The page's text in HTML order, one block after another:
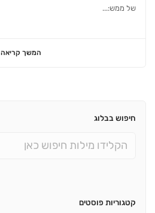
של ממש:...
המשך קריאה
חיפוש בבלוג
קטגוריות פוסטים